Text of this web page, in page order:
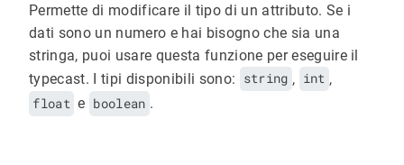
Permette di modificare il tipo di un attributo. Se i
dati sono un numero e hai bisogno che sia una
stringa, puoi usare questa funzione per eseguire il
typecast. I tipi disponibili sono: string , int ,
float e boolean .